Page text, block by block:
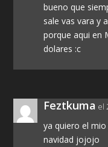
bueno que
sale vas vara y
porque aqui en
dolares :c
Feztkuma el
ya quiero el
navidad jojojo